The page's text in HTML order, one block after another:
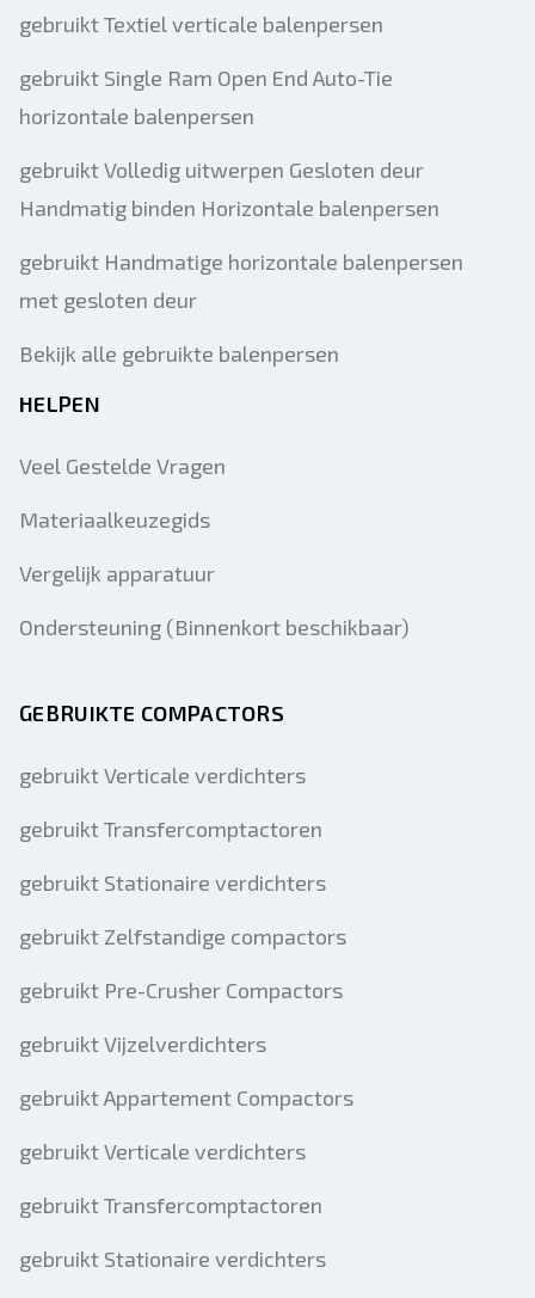
gebruikt Textiel verticale balenpersen
gebruikt Single Ram Open End Auto-Tie
horizontale balenpersen
gebruikt Volledig uitwerpen Gesloten deur
Handmatig binden Horizontale balenpersen
gebruikt Handmatige horizontale balenpersen
met gesloten deur
Bekijk alle gebruikte balenpersen
HELPEN
Veel Gestelde Vragen
Materiaalkeuzegids
Vergelijk apparatuur
Ondersteuning (Binnenkort beschikbaar)
GEBRUIKTE COMPACTORS
gebruikt Verticale verdichters
gebruikt Transfercomptactoren
gebruikt Stationaire verdichters
gebruikt Zelfstandige compactors
gebruikt Pre-Crusher Compactors
gebruikt Vijzelverdichters
gebruikt Appartement Compactors
gebruikt Verticale verdichters
gebruikt Transfercomptactoren
gebruikt Stationaire verdichters